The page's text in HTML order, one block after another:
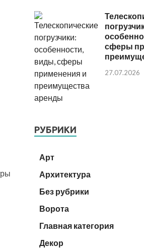
сферы
27.07.2026
РУБРИКИ
Арт
Архитектура
Без рубрики
Ворота
Главная категория
Декор